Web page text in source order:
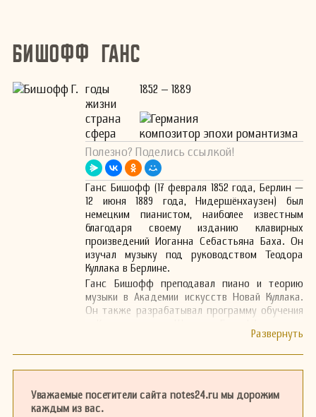
Бишофф Ганс
годы
жизни
1852 – 1889
страна
Германия
сфера
композитор эпохи романтизма
Полезно? Поделись ссылкой!
Ганс Бишофф (17 февраля 1852 года, Берлин —
12 июня 1889 года, Нидершёнхаузен) был
немецким пианистом, наиболее известным
благодаря своему изданию клавирных
произведений Иоганна Себастьяна Баха. Он
изучал музыку под руководством Теодора
Куллака в Берлине.
Ганс Бишофф преподавал пиано и теорию
музыки в Академии искусств Новай Куллака.
Он также разрабатывал программу обучения
выступал как концертный пианист, получая
своего учителя о игре на пиано. Эта книга
несколько раз переиздавалась в Германии и
Уважаемые посетители сайта notes24.ru мы дорожим
каждым из вас.